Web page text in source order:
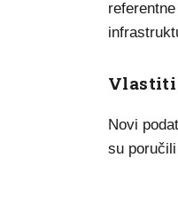
Vlastiti
Novi
su